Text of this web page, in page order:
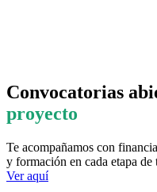
Convocatorias
proyecto
Te acompañamos con
y formación en cada etapa de
Ver aquí